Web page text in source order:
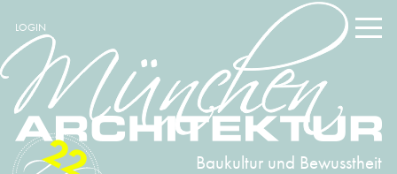
LOGIN
Baukultur und Bewusstheit
22